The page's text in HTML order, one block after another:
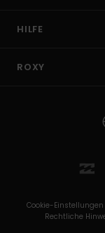
HILFE
ROXY
Cookie-Einstellungen
Rechtliche